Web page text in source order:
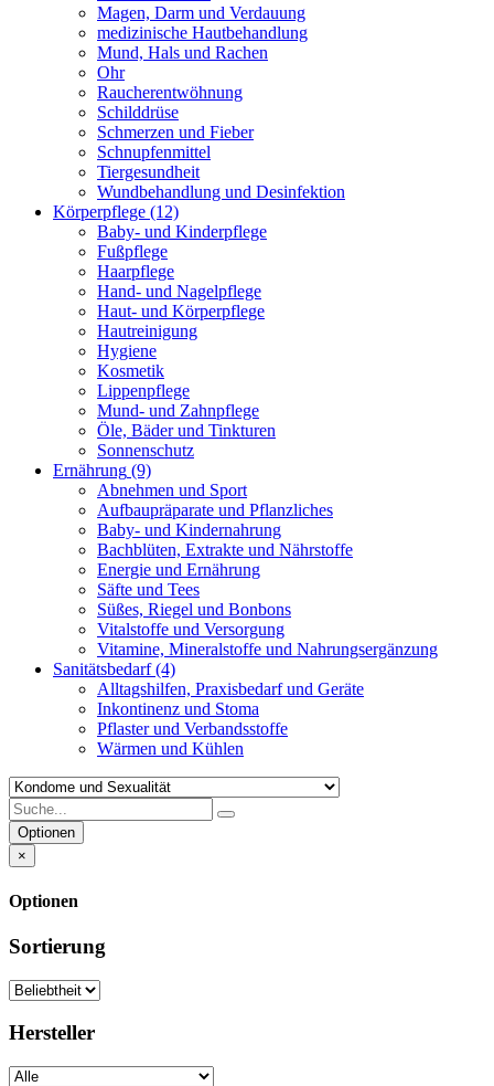
Magen, Darm und Verdauung
medizinische Hautbehandlung
Mund, Hals und Rachen
Ohr
Raucherentwöhnung
Schilddrüse
Schmerzen und Fieber
Schnupfenmittel
Tiergesundheit
Wundbehandlung und Desinfektion
Körperpflege (12)
Baby- und Kinderpflege
Fußpflege
Haarpflege
Hand- und Nagelpflege
Haut- und Körperpflege
Hautreinigung
Hygiene
Kosmetik
Lippenpflege
Mund- und Zahnpflege
Öle, Bäder und Tinkturen
Sonnenschutz
Ernährung (9)
Abnehmen und Sport
Aufbaupräparate und Pflanzliches
Baby- und Kindernahrung
Bachblüten, Extrakte und Nährstoffe
Energie und Ernährung
Säfte und Tees
Süßes, Riegel und Bonbons
Vitalstoffe und Versorgung
Vitamine, Mineralstoffe und Nahrungsergänzung
Sanitätsbedarf(4)
Alltagshilfen, Praxisbedarf und Geräte
Inkontinenz und Stoma
Pflaster und Verbandsstoffe
Wärmen und Kühlen
Optionen
×
Optionen
Sortierung
Hersteller